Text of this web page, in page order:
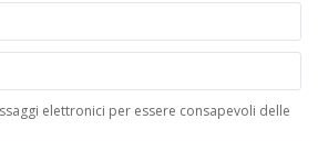
elettronici per essere consapevoli delle